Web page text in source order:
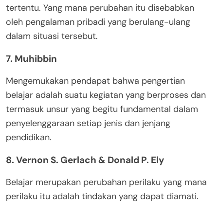
tertentu. Yang mana perubahan itu disebabkan
oleh pengalaman pribadi yang berulang-ulang
dalam situasi tersebut.
7. Muhibbin
Mengemukakan pendapat bahwa pengertian
belajar adalah suatu kegiatan yang berproses dan
termasuk unsur yang begitu fundamental dalam
penyelenggaraan setiap jenis dan jenjang
pendidikan.
8. Vernon S. Gerlach & Donald P. Ely
Belajar merupakan perubahan perilaku yang mana
perilaku itu adalah tindakan yang dapat diamati.